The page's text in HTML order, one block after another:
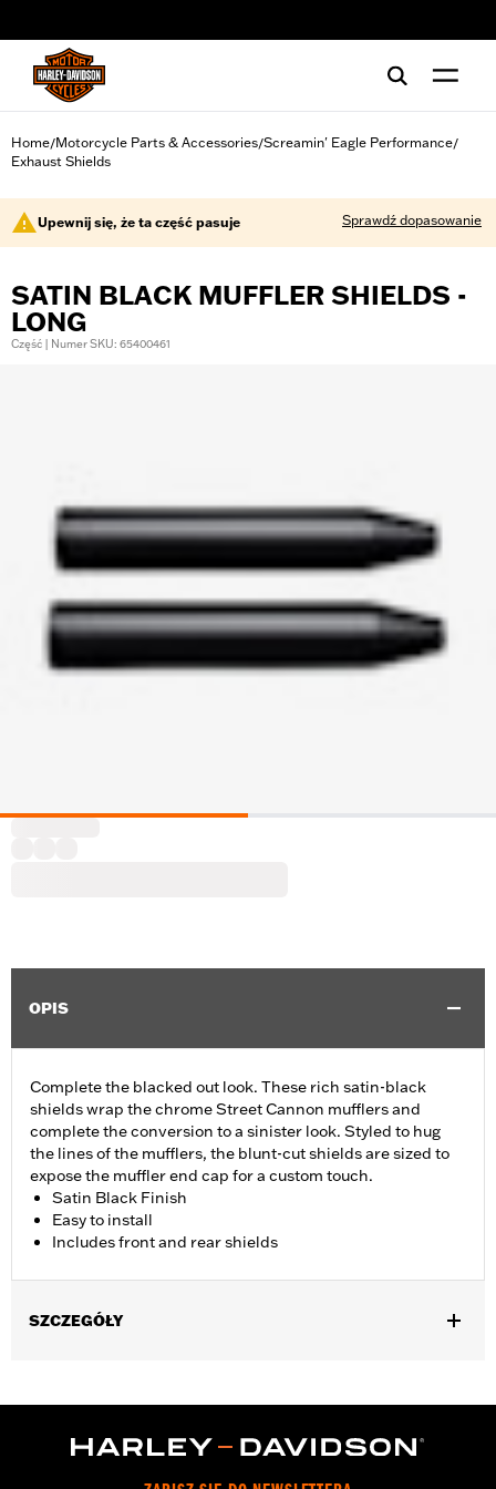
Home/Motorcycle Parts & Accessories/Screamin' Eagle Performance/
Exhaust Shields
Upewnij się, że ta część pasuje Sprawdź dopasowanie
SATIN BLACK MUFFLER SHIELDS -
LONG
Część | Numer SKU: 65400461
OPIS
Complete the blacked out look. These rich satin-black
shields wrap the chrome Street Cannon mufflers and
complete the conversion to a sinister look. Styled to hug
the lines of the mufflers, the blunt-cut shields are sized to
expose the muffler end cap for a custom touch.
Satin Black Finish
Easy to install
Includes front and rear shields
SZCZEGÓŁY
64900691.
Installation Instructions